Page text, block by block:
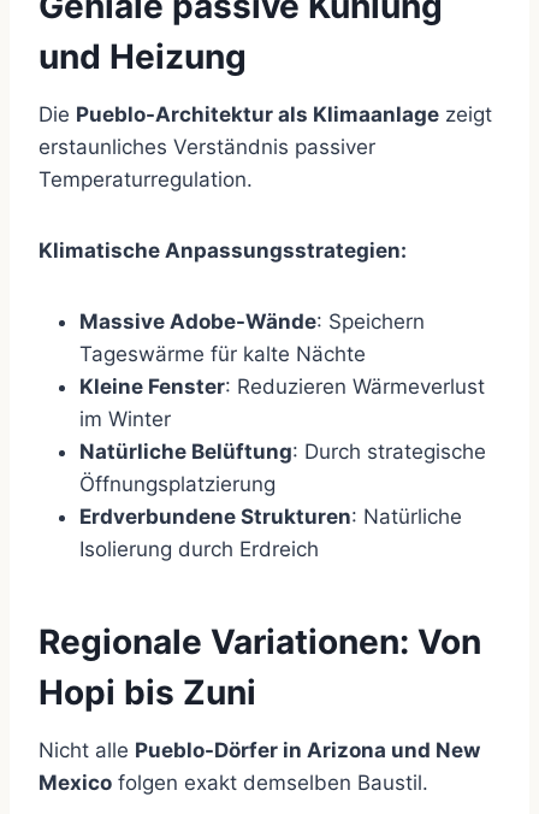
und Heizung
Die Pueblo-Architektur als Klimaanlage zeigt
erstaunliches Verständnis passiver
Temperaturregulation.
Klimatische Anpassungsstrategien:
Massive Adobe-Wände: Speichern
Tageswärme für kalte Nächte
Kleine Fenster: Reduzieren Wärmeverlust
im Winter
Natürliche Belüftung: Durch strategische
Öffnungsplatzierung
Erdverbundene Strukturen: Natürliche
Isolierung durch Erdreich
Regionale Variationen: Von
Hopi bis Zuni
Nicht alle Pueblo-Dörfer in Arizona und New
Mexico folgen exakt demselben Baustil.